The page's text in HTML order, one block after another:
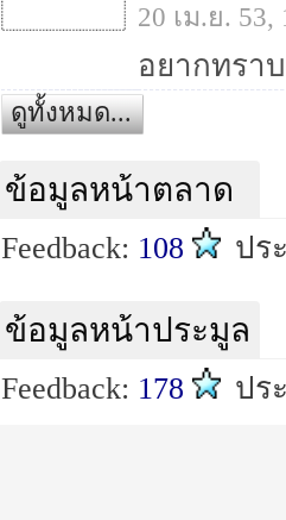
20 เม.ย.
ดูทั้งหมด...
ข้อมูลหน้าตลาด
Feedback: 108 ปร
ข้อมูลหน้าประมูล
Feedback: 178 ปร